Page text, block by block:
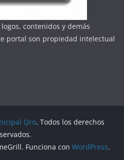
contenidos y demás
portal son propiedad intelectual
Qro. Todos los derechos
Funciona con WordPress.